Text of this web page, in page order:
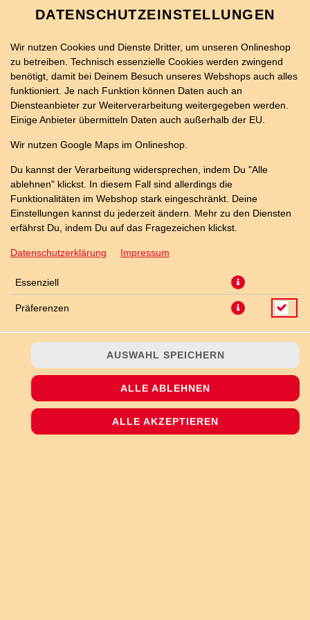
KNOBLAUCH BAGUETTE
HIRTENKÄSE
ein halbes Baguettebrot mit Knoblauch in Öl und Hirtenkäse
überbacken
DATENSCHUTZEINSTELLUNGEN
Wir nutzen Cookies und Dienste Dritter, um unseren Onlineshop
zu betreiben. Technisch essenzielle Cookies werden zwingend
benötigt, damit bei Deinem Besuch unseres Webshops auch alles
funktioniert. Je nach Funktion können Daten auch an
Diensteanbieter zur Weiterverarbeitung weitergegeben werden.
Einige Anbieter übermitteln Daten auch außerhalb der EU.
Wir nutzen Google Maps im Onlineshop.
Du kannst der Verarbeitung widersprechen, indem Du "Alle
ablehnen" klickst. In diesem Fall sind allerdings die
Funktionalitäten im Webshop stark eingeschränkt. Deine
Einstellungen kannst du jederzeit ändern. Mehr zu den Diensten
erfährst Du, indem Du auf das Fragezeichen klickst.
Datenschutzerklärung Impressum
Essenziell
Präferenzen
AUSWAHL SPEICHERN
ALLE ABLEHNEN
ALLE AKZEPTIEREN